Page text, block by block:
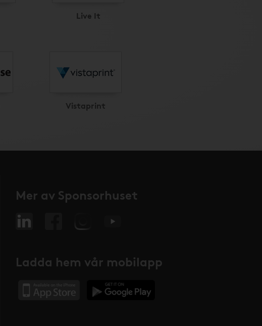
Live It
Vistaprint
Mer av Sponsorhuset
Ladda hem vår mobilapp